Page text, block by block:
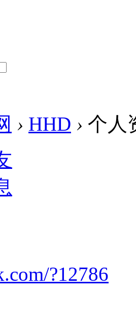
› HHD › 个人
?12786